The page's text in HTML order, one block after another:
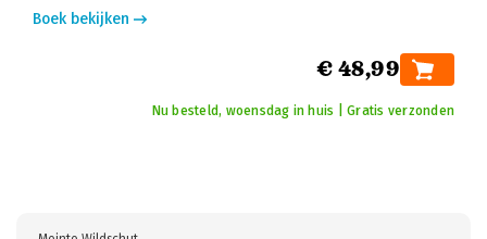
Boek bekijken
€ 48,99
Nu besteld, woensdag in huis | Gratis verzonden